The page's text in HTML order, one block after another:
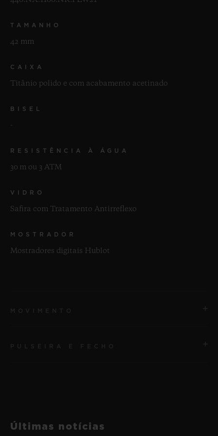
TAMANHO
42 mm
CAIXA
Titânio polido e com acabamento acetinado
BISEL
-
RESISTÊNCIA À ÁGUA
30 m ou 3 ATM
VIDRO
Safira com Tratamento Antirreflexo
MOSTRADOR
Mostradores digitais Hublot
Últimas notícias